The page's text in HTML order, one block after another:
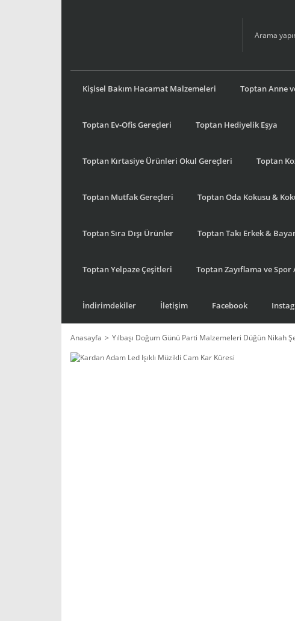
Kişisel Bakım Hacamat Malzemeleri Toptan Anne
Toptan Ev-Ofis Gereçleri Toptan Hediyelik Eşya
Toptan Kırtasiye Ürünleri Okul Gereçleri Toptan
Toptan Mutfak Gereçleri Toptan Oda Kokusu &
Toptan Sıra Dışı Ürünler Toptan Takı Erkek &
Toptan Yelpaze Çeşitleri Toptan Zayıflama ve
İndirimdekiler İletişim Facebook
Anasayfa Yılbaşı Doğum Günü Parti Malzemeleri Düğün Nikah